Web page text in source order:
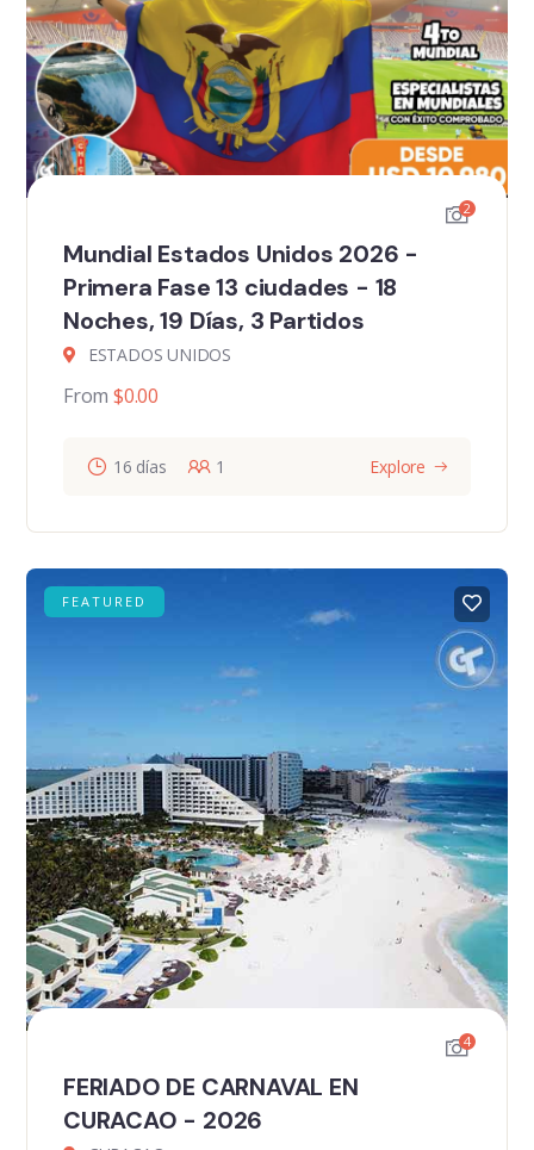
2
Mundial Estados Unidos 2026 -
Primera Fase 13 ciudades - 18
Noches, 19 Días, 3 Partidos
ESTADOS UNIDOS
From $0.00
16 días 1 Explore
FEATURED
4
FERIADO DE CARNAVAL EN
CURACAO - 2026